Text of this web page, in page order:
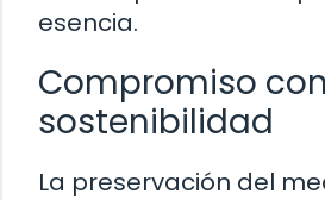
esencia.
Compromiso
sostenibilidad
La preservación del